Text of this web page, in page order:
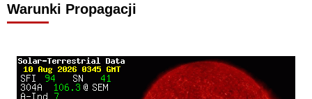
Warunki Propagacji